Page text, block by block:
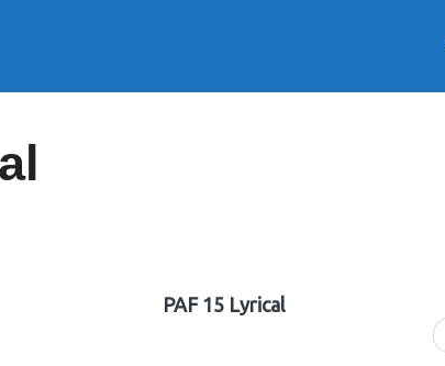
PAF 15 Lyrical